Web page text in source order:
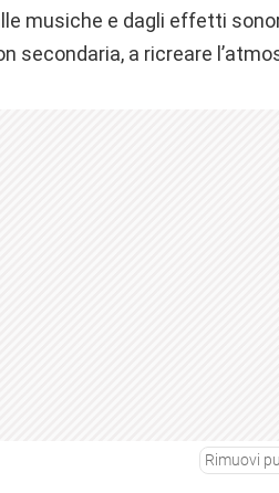
musiche e dagli effetti
secondaria, a ricreare
Rimuovi